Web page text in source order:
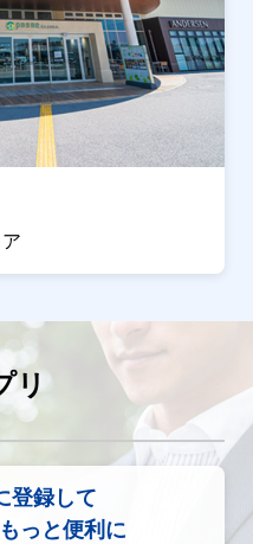
リ
登録して
っと便利に